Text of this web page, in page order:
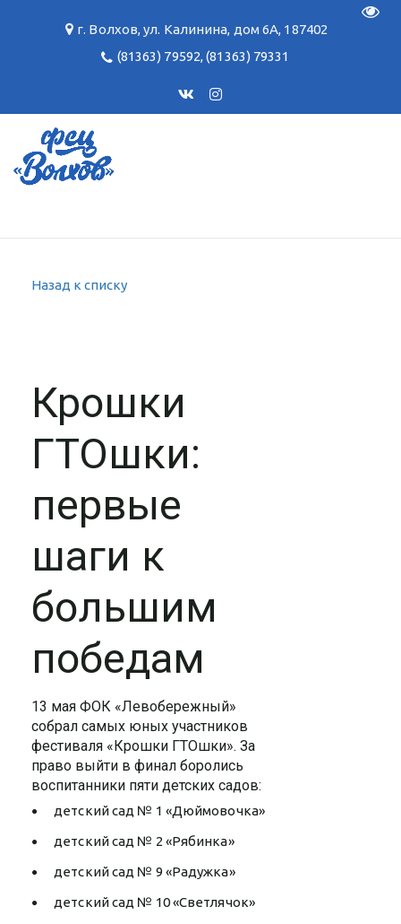
г. Волхов,ул. Калинина, дом 6А, 187402
(81363) 79592,(81363) 79331
Назад к списку
Крошки
ГТОшки:
первые
шаги к
большим
победам
13 мая ФОК «Левобережный»
собрал самых юных участников
фестиваля «Крошки ГТОшки». За
право выйти в финал боролись
воспитанники пяти детских садов:
детский сад № 1 «Дюймовочка»
детский сад № 2 «Рябинка»
детский сад № 9 «Радужка»
детский сад № 10 «Светлячок»